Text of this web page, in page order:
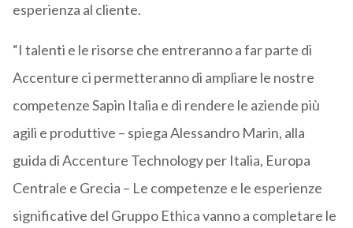
esperienza al cliente.
“I talenti e le risorse che entreranno a far parte di
Accenture ci permetteranno di ampliare le nostre
competenze Sapin Italia e di rendere le aziende più
agili e produttive – spiega Alessandro Marin, alla
guida di Accenture Technology per Italia, Europa
Centrale e Grecia – Le competenze e le esperienze
significative del Gruppo Ethica vanno a completare le